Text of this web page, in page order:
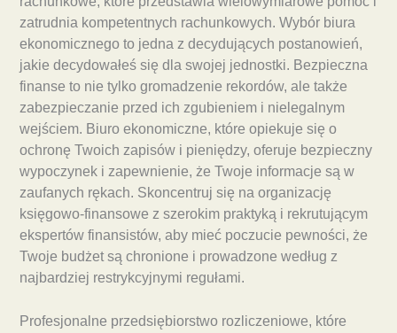
zatrudnia kompetentnych rachunkowych. Wybór biura
ekonomicznego to jedna z decydujących postanowień,
jakie decydowałeś się dla swojej jednostki. Bezpieczna
finanse to nie tylko gromadzenie rekordów, ale także
zabezpieczanie przed ich zgubieniem i nielegalnym
wejściem. Biuro ekonomiczne, które opiekuje się o
ochronę Twoich zapisów i pieniędzy, oferuje bezpieczny
wypoczynek i zapewnienie, że Twoje informacje są w
zaufanych rękach. Skoncentruj się na organizację
księgowo-finansowe z szerokim praktyką i rekrutującym
ekspertów finansistów, aby mieć poczucie pewności, że
Twoje budżet są chronione i prowadzone według z
najbardziej restrykcyjnymi regułami.
Profesjonalne przedsiębiorstwo rozliczeniowe, które